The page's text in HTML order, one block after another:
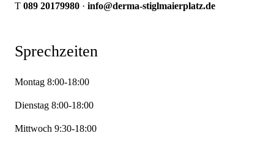
T 089 20179980 · info@derma-stiglmaierplatz.de
Sprechzeiten
Montag 8:00-18:00
Dienstag 8:00-18:00
Mittwoch 9:30-18:00